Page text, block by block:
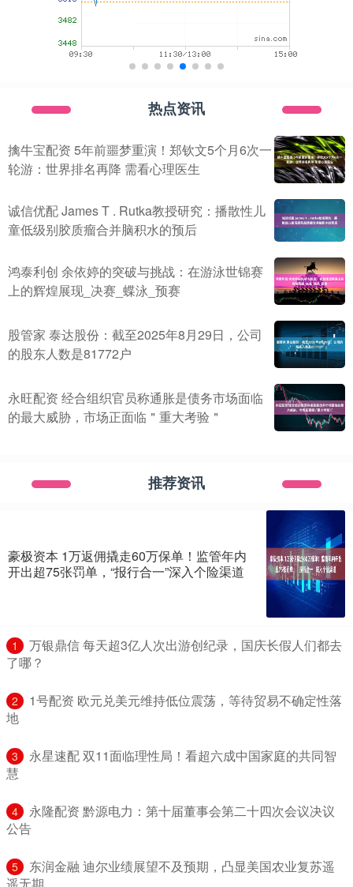
热点资讯
擒牛宝配资 5年前噩梦重演！郑钦文5个月6次一
轮游：世界排名再降 需看心理医生
诚信优配 James T . Rutka教授研究：播散性儿
童低级别胶质瘤合并脑积水的预后
鸿泰利创 余依婷的突破与挑战：在游泳世锦赛
上的辉煌展现_决赛_蝶泳_预赛
股管家 泰达股份：截至2025年8月29日，公司
的股东人数是81772户
永旺配资 经合组织官员称通胀是债务市场面临
的最大威胁，市场正面临＂重大考验＂
推荐资讯
豪极资本 1万返佣撬走60万保单！监管年内
开出超75张罚单，“报行合一”深入个险渠道
1
​万银鼎信 每天超3亿人次出游创纪录，国庆长假人们都去
了哪？
2
​1号配资 欧元兑美元维持低位震荡，等待贸易不确定性落
地
3
​永星速配 双11面临理性局！看超六成中国家庭的共同智
慧
4
​永隆配资 黔源电力：第十届董事会第二十四次会议决议
公告
5
​东润金融 迪尔业绩展望不及预期，凸显美国农业复苏遥
遥无期